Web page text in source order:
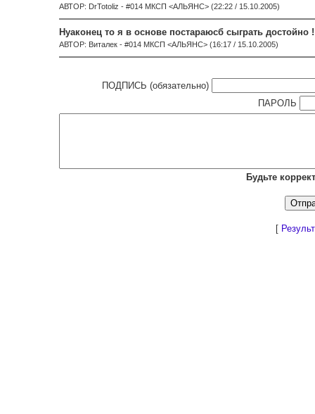
АВТОР: DrTotoliz - #014 МКСП <АЛЬЯНС> (22:22 / 15.10.2005)
Нуаконец то я в основе постараюсб сыграть достойно !
АВТОР: Виталек - #014 МКСП <АЛЬЯНС> (16:17 / 15.10.2005)
ПОДПИСЬ (обязательно)
ПАРОЛЬ
Будьте
[